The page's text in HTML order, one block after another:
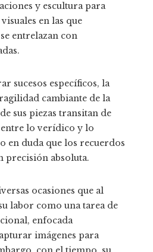
y escultura para
en las que
entrelazan con
sucesos específicos, la
cambiante de la
sus piezas transitan de
lo verídico y lo
en duda que los recuerdos
precisión absoluta.
ocasiones que al
labor como una tarea de
enfocada
imágenes para